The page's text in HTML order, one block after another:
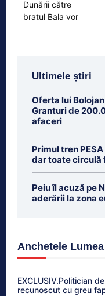
Ultimele știri
Oferta lui
Granturi de
afaceri
Primul tren
dar toate circulă
Peiu îl acuză pe
aderării la zona
Anchetele
EXCLUSIV.Politician
recunoscut cu greu